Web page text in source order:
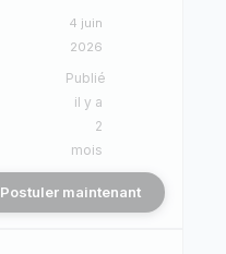
4 juin
2026
Publié
il y a
2
mois
Postuler maintenant